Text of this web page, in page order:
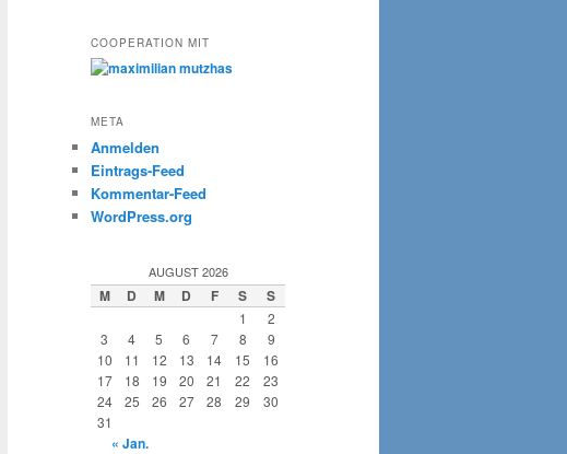
COOPERATION MIT
META
Anmelden
Eintrags-Feed
Kommentar-Feed
WordPress.org
AUGUST 2026
M D M D F S S
1
2
3
4 5 6 7 8
9
10
11 12 13 14 15
16
17
18 19 20 21 22
23
24
25 26 27 28 29
30
31
« Jan.